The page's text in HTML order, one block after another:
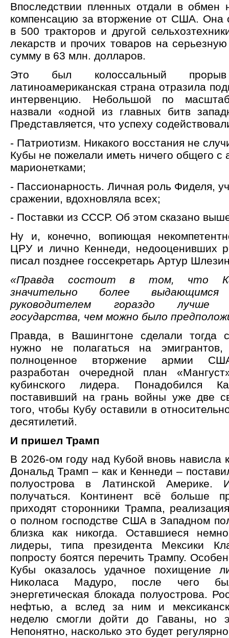
Впоследствии пленных отдали в обмен
компенсацию за вторжение от США. Она
в 500 тракторов и другой
лекарств и прочих товаров на
сумму в 63 млн. долларов.
Это был колоссальный
латиноамериканская страна отразила
интервенцию. Небольшой по
назвали «одной из главных битв
Представляется, что успеху
- Патриотизм. Никакого восстания не
Кубы не пожелали иметь ничего общего с
марионетками;
- Пассионарность. Личная роль Фиделя,
сражении, вдохновляла всех;
- Поставки из СССР. Об этом сказано
Ну и, конечно, вопиющая
ЦРУ и лично Кеннеди, недооценивших
писал позднее госсекретарь Артур
«Правда состоит в том, что
значительно более
руководителем гораздо лучше
государства, чем можно было
Правда, в Вашингтоне сделали тогда
нужно не полагаться на
полноценное вторжение армии
разработан очередной план
кубинского лидера. Понадобился
поставивший на грань войны уже две
того, чтобы Кубу оставили в
десятилетий.
И пришел Трамп
В 2026-ом году над Кубой вновь нависла
Дональд Трамп – как и Кеннеди –
полуострова в Латинской
получаться. Континент всё больше
приходят сторонники Трампа,
о полном господстве США в Западном
близка как никогда. Оставшиеся
лидеры, типа президента Мексики
попросту боятся перечить Трампу.
Кубы оказалось удачное похищение
Николаса Мадуро, после чего
энергетическая блокада полуострова.
нефтью, а вслед за ним и
неделю смогли дойти до Гаваны, но
Непонятно, насколько это будет